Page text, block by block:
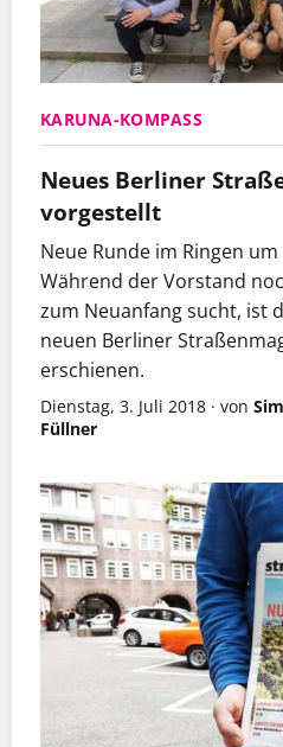
KARUNA-KOMPASS
Neues Berliner
vorgestellt
Neue Runde im Ringen
Während der Vorstand
zum Neuanfang sucht, ist
neuen Berliner
erschienen.
Dienstag, 3. Juli 2018 · von
Füllner